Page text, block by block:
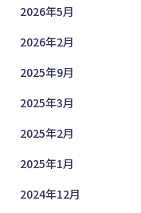
2026年5月
2026年2月
2025年9月
2025年3月
2025年2月
2025年1月
2024年12月